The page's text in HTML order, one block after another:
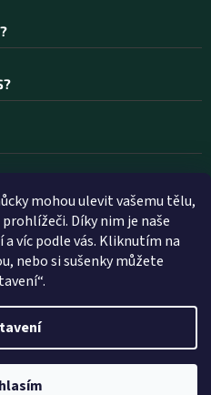
mohou ulevit vašemu tělu,
Díky nim je naše
víc podle vás. Kliknutím na
nebo si sušenky můžete
Shoptet